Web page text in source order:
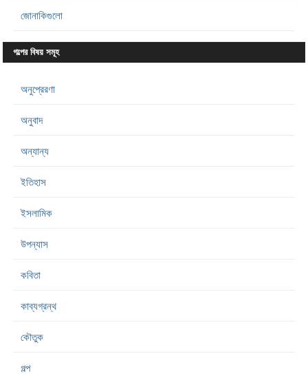
জোনাকিগুলো
গল্পের বিষয় সমূহ
অনুপ্রেরণা
অনুবাদ
অন্যান্য
ইতিহাস
ইসলামিক
উপন্যাস
কবিতা
কাব্যগ্রন্থ
কৌতুক
গল্প